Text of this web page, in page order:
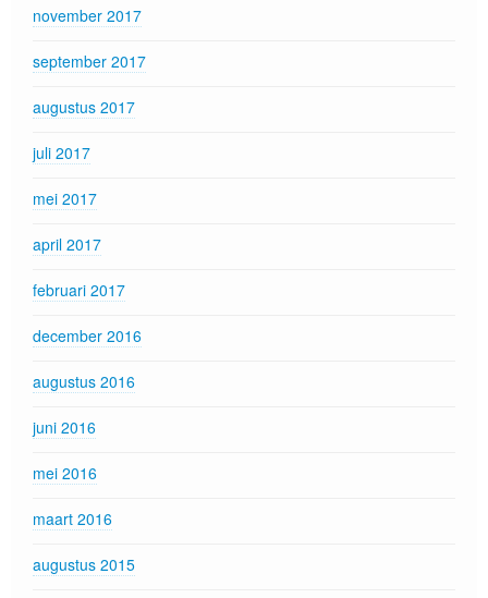
november 2017
september 2017
augustus 2017
juli 2017
mei 2017
april 2017
februari 2017
december 2016
augustus 2016
juni 2016
mei 2016
maart 2016
augustus 2015